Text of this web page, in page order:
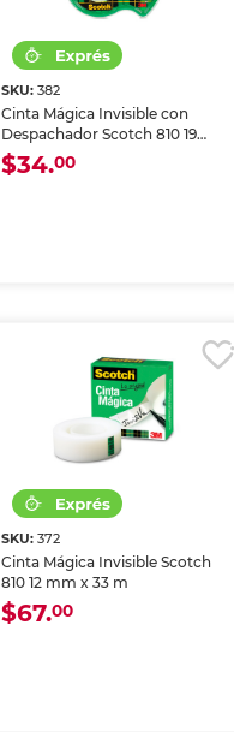
SKU:382
Cinta Mágica Invisible con
Despachador Scotch 810 19
mm x 7.6 m
$34.00
SKU:372
Cinta Mágica Invisible Scotch
810 12 mm x 33 m
$67.00